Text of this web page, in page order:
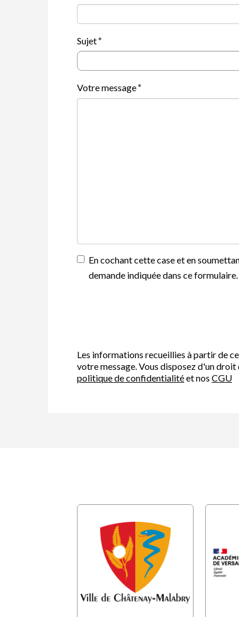
Sujet
Votre message
En cochant cette case et en
demande indiquée dans ce
Les informations recueillies à partir de
votre message. Vous disposez d'un
politique de confidentialitéet nos CGU